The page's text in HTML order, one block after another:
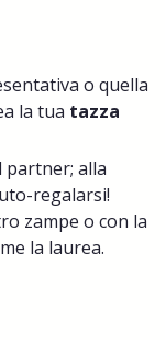
o quella
la tua tazza
partner; alla
regalarsi!
zampe o con la
la laurea.